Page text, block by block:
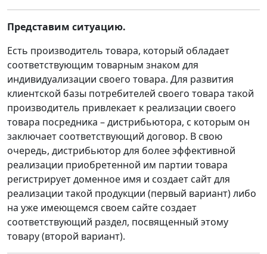
Представим ситуацию.
Есть производитель товара, который обладает
соответствующим товарным знаком для
индивидуализации своего товара. Для развития
клиентской базы потребителей своего товара такой
производитель привлекает к реализации своего
товара посредника – дистрибьютора, с которым он
заключает соответствующий договор. В свою
очередь, дистрибьютор для более эффективной
реализации приобретенной им партии товара
регистрирует доменное имя и создает сайт для
реализации такой продукции (первый вариант) либо
на уже имеющемся своем сайте создает
соответствующий раздел, посвященный этому
товару (второй вариант).